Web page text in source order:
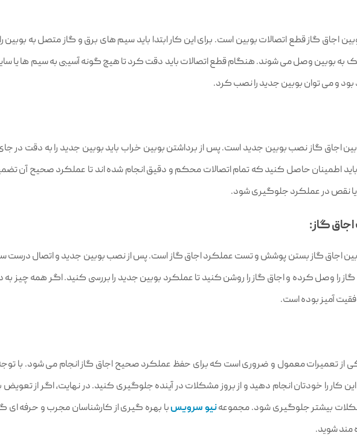
اجاق گاز قطع اتصالات بوبین است. برای این کار ابتدا باید سیم‌ های برق و گاز متصل به بوبین
بوبین وصل می‌ شوند. هنگام قطع اتصالات باید دقت کرد تا هیچ‌ گونه آسیبی به سیم‌ ها یا
بود و می‌ توان بوبین جدید را نصب کرد.
اجاق گاز نصب بوبین جدید است. پس از برداشتن بوبین خراب باید بوبین جدید را به‌ دقت در
اطمینان حاصل کنید که تمام اتصالات محکم و دقیق انجام شده‌ اند تا عملکرد صحیح آن
نقص در عملکرد جلوگیری شود.
گاز:
اجاق گاز بستن پوشش و تست عملکرد اجاق گاز است. پس از نصب بوبین جدید و اتصال درست سیم‌
وصل کرده و اجاق گاز را روشن کنید تا عملکرد بوبین جدید را بررسی کنید. اگر همه‌ چیز
آمیز بوده است.
از تعمیرات معمول و ضروری است که برای حفظ عملکرد صحیح اجاق گاز انجام می‌ شود. با
این کار را خودتان انجام دهید و از بروز مشکلات در آینده جلوگیری کنید. در نهایت، اگر از
بیشتر جلوگیری شود. مجموعهنیو سرویسبا بهره گیری از کارشناسان مجرب و حرفه
مند شوید.